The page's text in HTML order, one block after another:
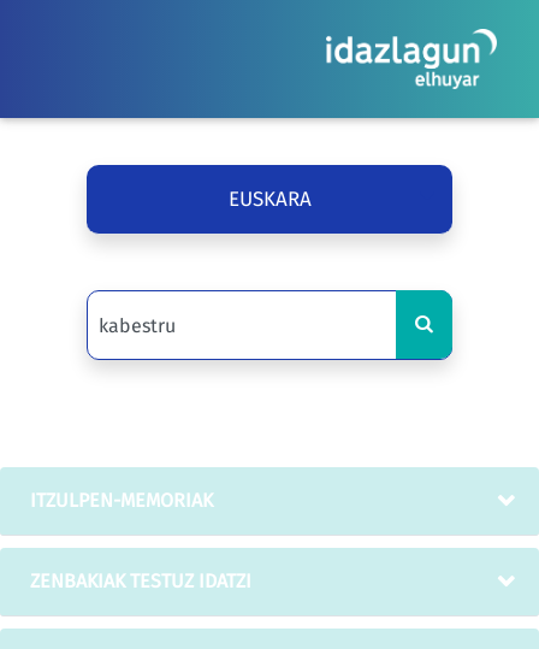
EUSKARA
ITZULPEN-MEMORIAK
ZENBAKIAK TESTUZ IDATZI